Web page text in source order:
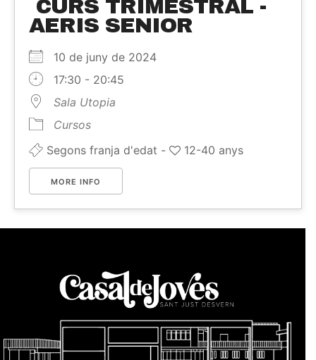
CURS TRIMESTRAL -
AERIS SENIOR
10 de juny de 2024
17:30 - 20:45
Sala Utopia
Cursos
Segons franja d'edat -
12-40 anys
MORE INFO